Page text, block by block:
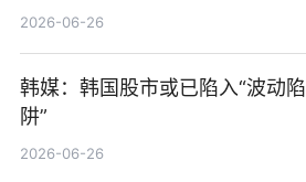
看
2026-06-26
韩媒：韩国股市或已陷入“波动陷
阱”
2026-06-26